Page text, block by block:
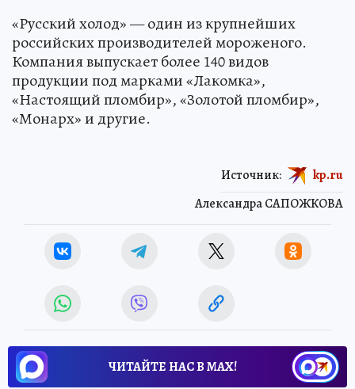
«Русский холод» — один из крупнейших
российских производителей мороженого.
Компания выпускает более 140 видов
продукции под марками «Лакомка»,
«Настоящий пломбир», «Золотой пломбир»,
«Монарх» и другие.
Александра САПОЖКОВА
Источник: kp.ru
ЧИТАЙТЕ НАС В МАХ!